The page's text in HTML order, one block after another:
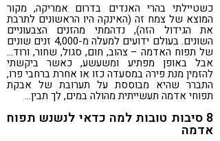
כשטיילתי בהרי האנדים בדרום אמריקה, מקור
המוצא של צמח זה (האינקה היו הראשונים לתרבת
את הגידול הזה), נדהמתי מהזנים הצבעוניים
השונים. בעולם ידועים למעלה מ-4,000 זנים שונים
של תפוח האדמה – צהוב, חום, סגול, שחור, ורוד…
אבל באופן מפתיע ומשעשע, כאשר ביקשתי
להזמין מנת פירה במסעדה כזו או אחרת ברחבי פרו,
התברר שהיא מבוססת על תערובת של אבקת
תפוחי אדמה תעשייתית מהולה במים, לך תבין…
8 סיבות טובות למה כדאי לנשנש תפוח
אדמה